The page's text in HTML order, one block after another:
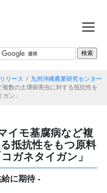
リース
九州沖縄農業研究センター
数の土壌病害虫に対する抵抗性を
ン」
イモ基腐病など複
抵抗性をもつ原料
ガネタイガン」
に期待 -